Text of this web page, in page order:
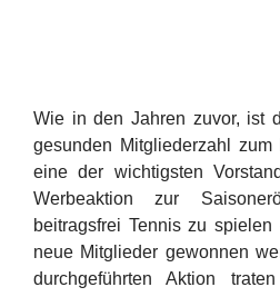
Wie in den Jahren zuvor, ist
gesunden Mitgliederzahl
eine der wichtigsten
Werbeaktion zur
beitragsfrei Tennis zu
neue Mitglieder gewonnen
durchgeführten Aktion